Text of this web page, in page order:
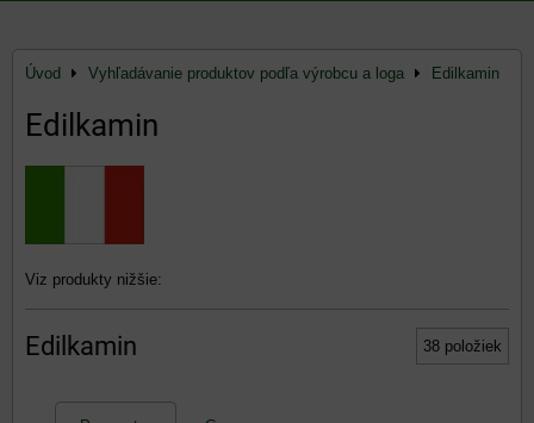
Úvod Vyhľadávanie produktov podľa výrobcu a loga Edilkamin
Edilkamin
Viz produkty nižšie:
Edilkamin 38 položiek